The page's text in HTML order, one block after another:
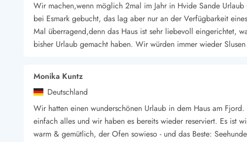
Wir machen,wenn möglich 2mal im Jahr in Hvide Sande
bei Esmark gebucht, das lag aber nur an der Verfügbarkeit
Mal überragend,denn das Haus ist sehr liebevoll eingerichtet,
bisher Urlaub gemacht haben. Wir würden immer wieder
Monika Kuntz
Deutschland
Wir hatten einen wunderschönen Urlaub in dem Haus am
einfach alles und wir haben es bereits wieder reserviert. Es ist
warm & gemütlich, der Ofen sowieso - und das Beste: